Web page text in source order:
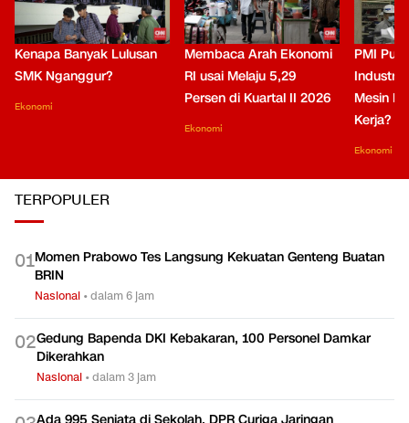
Kenapa Banyak Lulusan
SMK Nganggur?
Ekonomi
Membaca Arah Ekonomi
RI usai Melaju 5,29
Persen di Kuartal II 2026
Ekonomi
PMI
Industri
Mesin
Kerja?
Ekonomi
TERPOPULER
01Momen Prabowo Tes Langsung Kekuatan Genteng Buatan
BRIN
Nasional •dalam 6 jam
02Gedung Bapenda DKI Kebakaran, 100 Personel Damkar
Dikerahkan
Nasional •dalam 3 jam
Ada 995 Senjata di Sekolah, DPR Curiga Jaringan